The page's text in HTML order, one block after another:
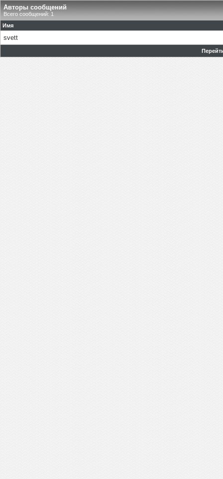
Авторы сообщений
Всего сообщений: 1
Имя
svett